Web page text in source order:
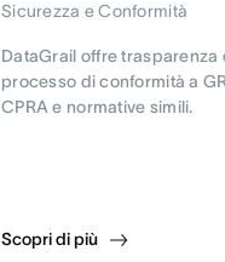
Sicurezza e Conformità
DataGrail offre trasparenza
processo di conformità a
CPRA e normative simili.
Scopri di più